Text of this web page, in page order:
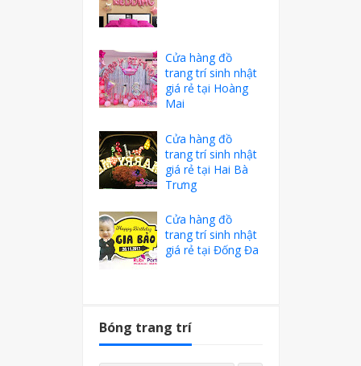
Cửa hàng đồ
trang trí sinh nhật
giá rẻ tại Hoàng
Mai
Cửa hàng đồ
trang trí sinh nhật
giá rẻ tại Hai Bà
Trưng
Cửa hàng đồ
trang trí sinh nhật
giá rẻ tại Đống Đa
Bóng trang trí